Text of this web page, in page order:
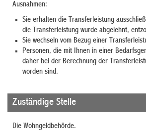
Ausnahmen:
Sie erhalten die Transferleistung
die Transferleistung wurde abgelehnt,
Sie wechseln vom Bezug einer
Personen, die mit Ihnen in einer
daher bei der Berechnung der
worden sind.
Zuständige Stelle
Die Wohngeldbehörde.